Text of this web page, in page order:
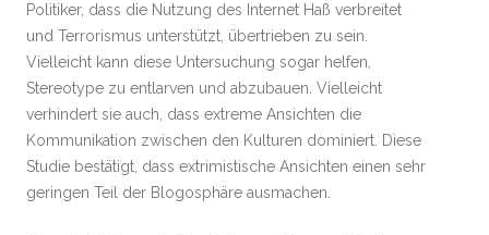
Politiker, dass die Nutzung des Internet Haß verbreitet
und Terrorismus unterstützt, übertrieben zu sein.
Vielleicht kann diese Untersuchung sogar helfen,
Stereotype zu entlarven und abzubauen. Vielleicht
verhindert sie auch, dass extreme Ansichten die
Kommunikation zwischen den Kulturen dominiert. Diese
Studie bestätigt, dass extrimistische Ansichten einen sehr
geringen Teil der Blogosphäre ausmachen.